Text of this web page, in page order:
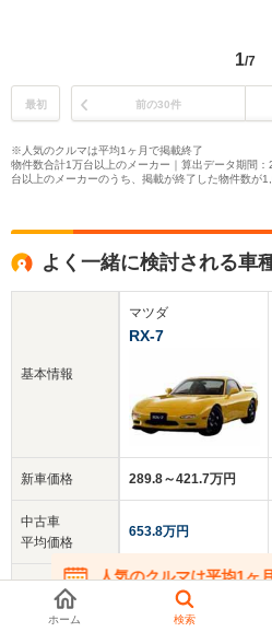
1/7
最初 前の30件
※人気のクルマは平均1ヶ月で掲載終了
物件数合計1万台以上のメーカー｜算出データ期間
台以上のメーカーのうち、掲載が終了した物件数が
よく一緒に検討される車
基本情報
新車価格
中古車
平均価格
クチコミ
総合評価
マツダ
RX-7
289.8～421.7万円
653.8万円
人気のクルマは平均1ヶ
在庫が無くなる前にお問い合
ホーム 検索